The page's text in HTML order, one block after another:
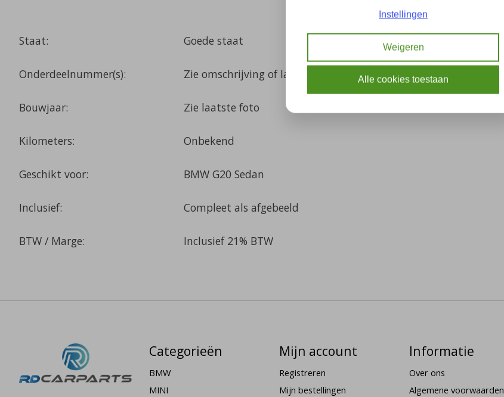
Staat: Goede staat
Onderdeelnummer(s): Zie omschrijving of laatste foto
Bouwjaar: Zie laatste foto
Kilometers: Onbekend
Geschikt voor: BMW G20 Sedan
Inclusief: Compleet als afgebeeld
BTW / Marge: Inclusief 21% BTW
Categorieën
BMW
MINI
Mijn account
Registreren
Mijn bestellingen
Informatie
Over ons
Algemene voorwaarden
Instellingen
Weigeren
Alle cookies toestaan